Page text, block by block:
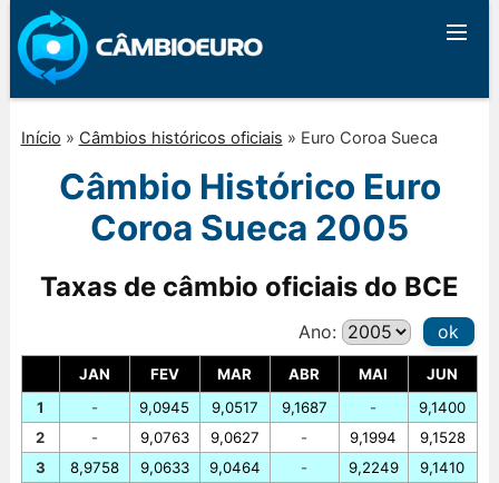
Início » Câmbios históricos oficiais » Euro Coroa Sueca
Câmbio Histórico Euro
Coroa Sueca 2005
Taxas de câmbio oficiais do BCE
Ano: ok
JAN FEV MAR ABR MAI
JUN
1
2
3
-
-
8,9758
9,0945
9,0763
9,0633
9,0517
9,0627
9,0464
9,1687
-
-
-
9,1994
9,2249
9,1400
9,1528
9,1410